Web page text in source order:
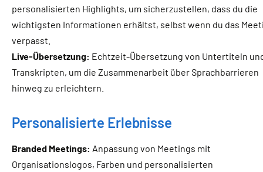
personalisierten Highlights, um sicherzustellen, dass du die
wichtigsten Informationen erhältst, selbst wenn du das
verpasst.
Live-Übersetzung: Echtzeit-Übersetzung von Untertiteln
Transkripten, um die Zusammenarbeit über Sprachbarrieren
hinweg zu erleichtern.
Personalisierte Erlebnisse
Branded Meetings: Anpassung von Meetings mit
Organisationslogos, Farben und personalisierten